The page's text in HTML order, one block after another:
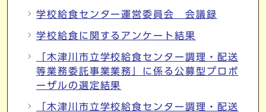
学校給食センター運営委員会 会議録
学校給食に関するアンケート結果
「木津川市立学校給食センター調理・配送
等業務委託事業業務」に係る公募型プロポ
ーザルの選定結果
「木津川市立学校給食センター調理・配送